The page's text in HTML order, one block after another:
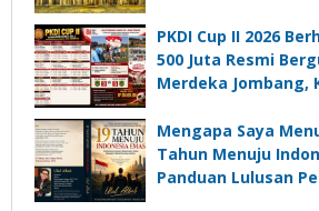
PKDI Cup II 2026
500 Juta Resmi
Merdeka Jombang,
Komunikasi Kades
Desa
Mengapa Saya
Tahun Menuju
Panduan Lulusan